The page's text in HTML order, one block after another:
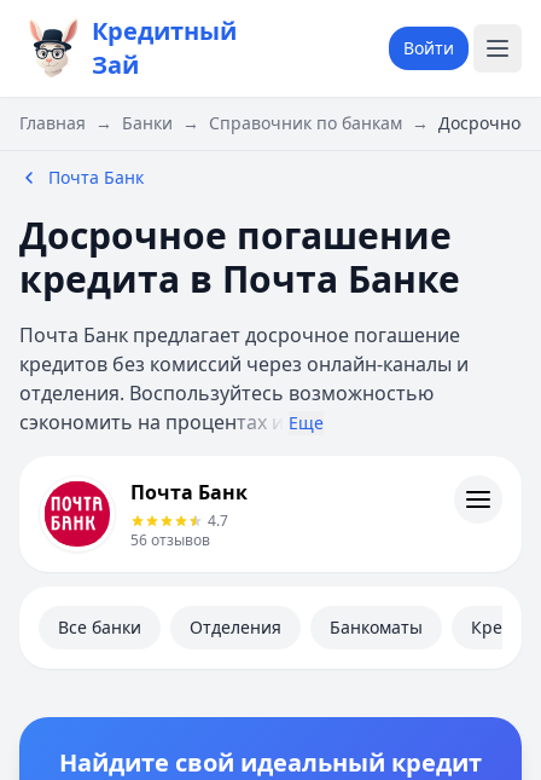
Кредитный
Зай
Войти
Главная → Банки → Справочник по банкам → Досрочное
Почта Банк
Досрочное погашение
кредита в Почта Банке
Почта Банк предлагает досрочное погашение
кредитов без комиссий через онлайн-каналы и
отделения. Воспользуйтесь возможностью
сэкономить на процентах и Еще
Контакты
Личный кабинет
Почта Банк
4.7
56отзывов
Все банки Отделения Банкоматы
Найдите свой идеальный кредит